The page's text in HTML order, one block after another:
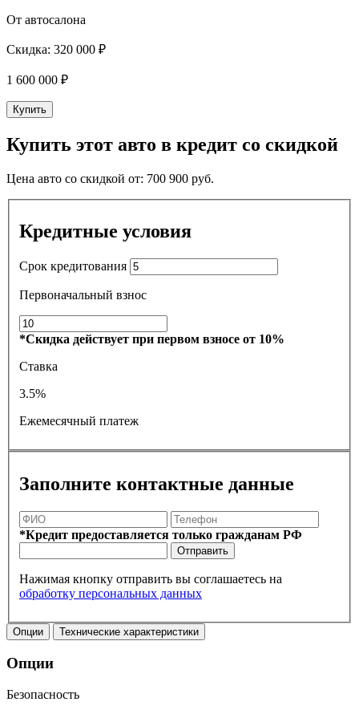
От автосалона
Скидка: 320 000 ₽
1 600 000 ₽
Купить
Купить этот авто в кредит со скидкой
Цена авто со скидкой от: 700 900 руб.
Кредитные условия
Срок кредитования
Первоначальный взнос
*Скидка действует при первом взносе от 10%
Ставка
3.5%
Ежемесячный платеж
Заполните контактные данные
*Кредит предоставляется только гражданам РФ
Отправить
Нажимая кнопку отправить вы соглашаетесь на
обработку персональных данных
Опции Технические характеристики
Опции
Безопасность